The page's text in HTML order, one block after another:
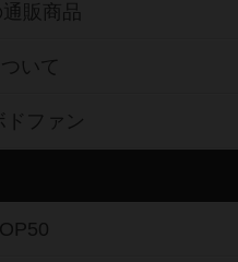
販商品
いて
ドファン